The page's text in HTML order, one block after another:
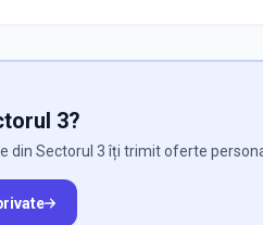
3?
din Sectorul 3 îți trimit oferte